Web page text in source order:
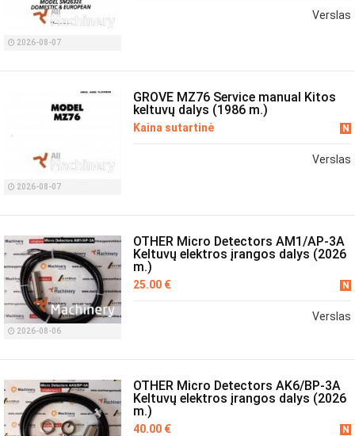
2026-08-07
Verslas
2026-08-07
GROVE MZ76 Service manual Kitos
keltuvų dalys (1986 m.)
Kaina sutartinė N
Verslas
2026-08-06
OTHER Micro Detectors AM1/AP-3A
Keltuvų elektros įrangos dalys (2026
m.)
25.00 € N
Verslas
OTHER Micro Detectors AK6/BP-3A
Keltuvų elektros įrangos dalys (2026
m.)
40.00 € N